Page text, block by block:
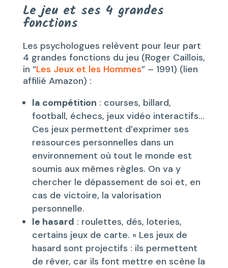
Le jeu et ses 4 grandes
fonctions
Les psychologues relèvent pour leur part
4 grandes fonctions du jeu (Roger Caillois,
in “Les Jeux et les Hommes” – 1991) (lien
affilié Amazon) :
la compétition : courses, billard,
football, échecs, jeux vidéo interactifs…
Ces jeux permettent d’exprimer ses
ressources personnelles dans un
environnement où tout le monde est
soumis aux mêmes règles. On va y
chercher le dépassement de soi et, en
cas de victoire, la valorisation
personnelle.
le hasard : roulettes, dés, loteries,
certains jeux de carte. « Les jeux de
hasard sont projectifs : ils permettent
de rêver, car ils font mettre en scène la